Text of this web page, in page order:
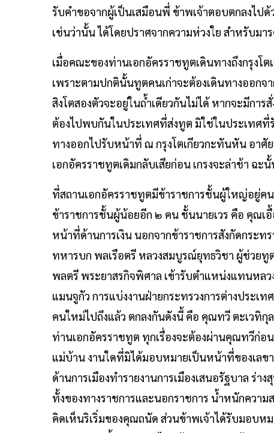
รับคำขอจากผู้เป็นเสมือนพี่ ข้าพเจ้าตอบตกลงไป
เช่นว่านั้น ได้โดยปราศจากความห่วงใย สำหรับ
เมื่อคณะของท่านเอกอัครราชทูตเดินทางถึงกรุงโ
เพราะตามปกตินั้นทูตคนเก่าจะต้องเดินทางออก
สิงโตสองตัวจะอยู่ในถํ้าเดียวกันไม่ได้ หากจะมีกา
ต้องไปพบกันในประเทศที่ส่งทูต มิใช่ในประเทศ
ทางออกไปรับหน้าที่ ณ กรุงโตเกียวกะทันหัน อา
เอกอัครราชทูตเดิมกลับเสียก่อน เกรงจะล่าช้า ฉ
ที่สถานเอกอัครราชทูตมีข้าราชการชั้นผู้ใหญ่อยู่ค
ข้าราชการชั้นผู้น้อยอีก ๒ คน ชั้นนายเวร คือ คุณ
หน้าที่ด้านการเงิน นอกจากข้าราชการสังกัดกระท
ทหารบก พลเรือตรี หลวงสมบูรณ์ยุทธวิชา ผู้ช่วย
พลตรี พระยาสรกิจพิศาล เข้ารับตำแหน่งแทนหลว
แมนจูกัว การแบ่งงานฝ่ายกระทรวงการต่างประ
คนใหม่ไปถึงแล้ว ตกลงกันดังนี้ คือ คุณทวี ตะเวทิ
ท่านเอกอัครราชทูต ทุกเรื่องจะต้องผ่านคุณทวีก่
แม่บ้าน งานใดที่มิได้มอบหมายเป็นหน้าที่ของเล
ด้านการเมืองทำรายงานการเมืองเสนอรัฐบาล
ทั้งของทางราชการและนอกราชการ นํ้าหนักควา
คิดเห็นริเริ่มของคุณถนัด ส่วนข้าพเจ้าได้รับมอบห